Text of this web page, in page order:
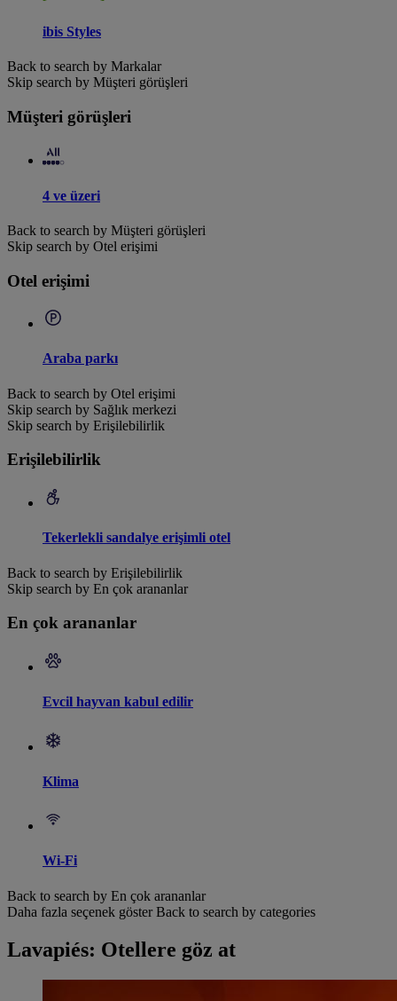
ibis Styles
Back to search by Markalar
Skip search by Müşteri görüşleri
Müşteri görüşleri
4 ve üzeri
Back to search by Müşteri görüşleri
Skip search by Otel erişimi
Otel erişimi
Araba parkı
Back to search by Otel erişimi
Skip search by Sağlık merkezi
Skip search by Erişilebilirlik
Erişilebilirlik
Tekerlekli sandalye erişimli otel
Back to search by Erişilebilirlik
Skip search by En çok arananlar
En çok arananlar
Evcil hayvan kabul edilir
Klima
Wi-Fi
Back to search by En çok arananlar
Daha fazla seçenek göster Back to search by categories
Lavapiés: Otellere göz at